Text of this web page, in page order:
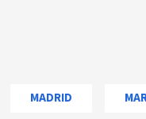
MADRID